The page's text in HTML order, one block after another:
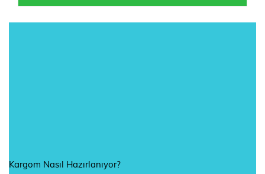
Kargom Nasıl Hazırlanıyor?